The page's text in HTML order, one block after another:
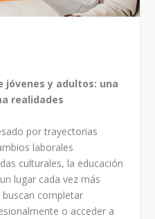
jóvenes y adultos: una
realidades
por trayectorias
laborales
culturales, la educación
lugar cada vez más
completar
o acceder a